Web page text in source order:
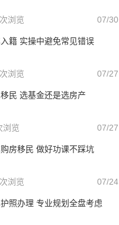
07/30
浏览
籍 实操中避免常见错误
07/27
浏览
民 选基金还是选房产
07/27
浏览
房移民 做好功课不踩坑
07/24
浏览
照办理 专业规划全盘考虑